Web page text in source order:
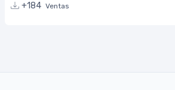
+184 Ventas